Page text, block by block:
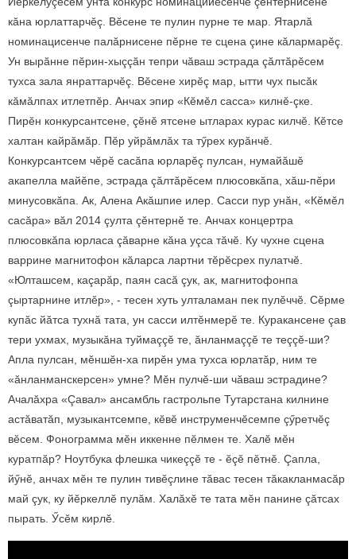
кăна юрлаттарчӗç. Вӗсене те пулин пурне те мар. Ятарлă
номинацисенче палăрнисене пӗрне те сцена çине кăлармарӗç.
Ун вырăнне пӗрин-хыççăн тепри чăваш эстрада çăлтăрӗсем
тухса зала янраттарчӗç. Вӗсене хирӗç мар, ытти чух пысăк
кăмăлпах итлетпӗр. Анчах эпир «Кӗмӗл сасса» килнӗ-çке.
Пирӗн конкурсантсене, çӗнӗ ятсене ытларах курас килчӗ. Кӗтсе
халтан кайрăмăр. Пӗр уйрăмлăх та тӳрех курăнчӗ.
Конкурсантсем чӗрӗ сасăпа юрларӗç пулсан, нумайăшӗ
акапелла майӗпе, эстрада çăлтăрӗсем плюсовкăпа, хăш-пӗри
минусовкăпа. Ак, Алена Акăшпие илер. Сасси пур унăн, «Кӗмӗл
сасăра» вăл 2014 çулта çӗнтернӗ те. Анчах концертра
плюсовкăпа юрласа çăварне кăна уçса тăчӗ. Ку чухне сцена
варрине магнитофон кăларса лартни тӗрӗсрех пулатчӗ.
«Юлташсем, каçарăр, паян сасă çук, ак, магнитофонпа
çыртарнине итлӗр», - тесен хуть улталаман пек пулӗччӗ. Сӗрме
купăс йăтса тухнă тата, ун сасси илтӗнмерӗ те. Куракансене çав
тери ухмах, музыкăна туймаççӗ те, ăнланмаççӗ те теççӗ-ши?
Апла пулсан, мӗншӗн-ха пирӗн ума тухса юрлатăр, ним те
«ăнланманскерсен» умне? Мӗн пулчӗ-ши чăваш эстрадине?
Ачалăхра «Çавал» ансамбль гастрольпе Тутарстана килнине
астăватăп, музыкантсемпе, кӗвӗ инструменчӗсемпе çӳретчӗç
вӗсем. Фонограмма мӗн иккенне пӗлмен те. Халӗ мӗн
куратпăр? Ноутбука флешка чикеççӗ те - ӗçӗ пӗтнӗ. Çапла,
йӳнӗ, анчах мӗн те пулин тивӗçлине тăвас тесен тăкакланмасăр
май çук, ку йӗркеллӗ пулăм. Халăхӗ те тата мӗн панине çăтсах
пырать. Ӳсӗм кирлӗ.